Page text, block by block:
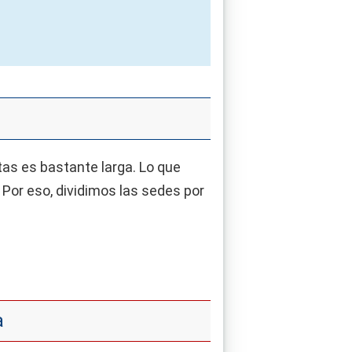
es bastante larga. Lo que
eso, dividimos las sedes por